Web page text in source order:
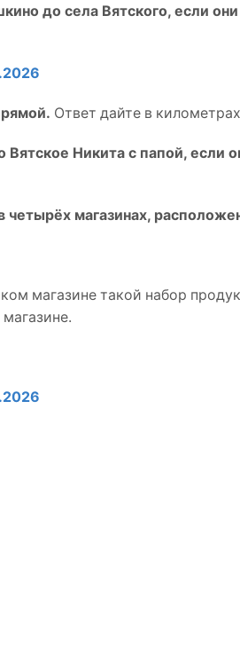
до села Вятского, если
Ответ дайте в
Вятское Никита с папой, если
четырёх магазинах,
магазине такой набор